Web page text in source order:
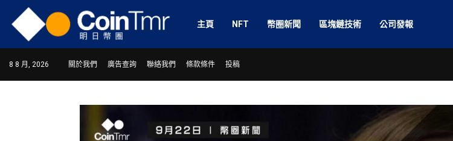
主頁 NFT 幣圈新聞 區塊鏈技術 公司發報
8 8 月, 2026 關於我們 廣告查詢 聯絡我們 條款條件 投稿